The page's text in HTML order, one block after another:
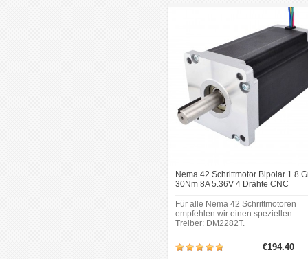
Nema 42 Schrittmotor Bipolar 1.8
30Nm 8A 5.36V 4 Drähte CNC
Für alle Nema 42 Schrittmotoren
empfehlen wir einen speziellen
Treiber: DM2282T.
€194.40